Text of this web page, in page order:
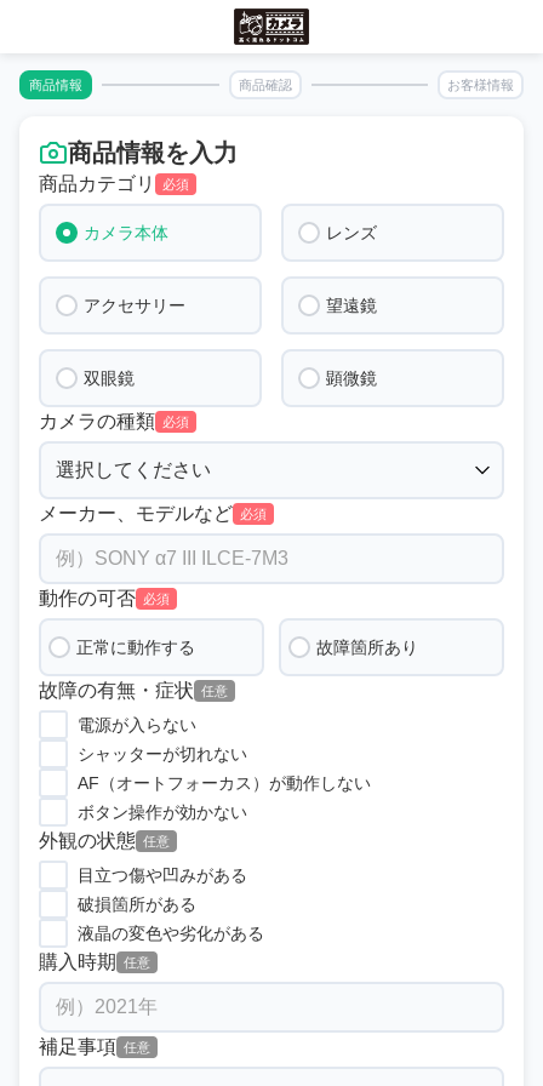
商品情報 商品確認 お客様情報
商品情報を入力
商品カテゴリ 必須
カメラ本体 レンズ
アクセサリー 望遠鏡
双眼鏡 顕微鏡
カメラの種類 必須
メーカー、モデルなど 必須
動作の可否 必須
正常に動作する 故障箇所あり
故障の有無・症状 任意
電源が入らない
シャッターが切れない
AF（オートフォーカス）が動作しない
ボタン操作が効かない
外観の状態 任意
目立つ傷や凹みがある
破損箇所がある
液晶の変色や劣化がある
購入時期 任意
補足事項 任意